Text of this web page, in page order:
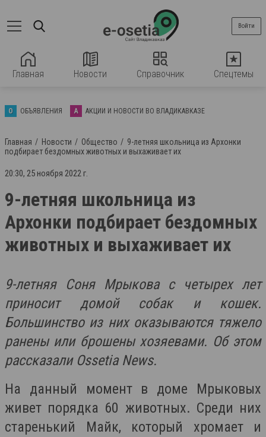
Главная Новости Справочник Спецтемы
Войти
О ОБЪЯВЛЕНИЯ А АКЦИИ И НОВОСТИ ВО ВЛАДИКАВКАЗЕ
Главная Новости Общество
9-летняя школьница из Архонки
подбирает бездомных животных и выхаживает их
20:30, 25 ноября 2022 г.
9-летняя школьница из
Архонки подбирает бездомных
животных и выхаживает их
9-летняя Соня Мрыкова с четырех лет
приносит домой собак и кошек.
Большинство из них оказываются тяжело
ранены или брошены хозяевами. Об этом
рассказали Ossetia News.
На данный момент в доме Мрыковых
живет порядка 60 животных. Среди них
старенький Майк, который хромает и